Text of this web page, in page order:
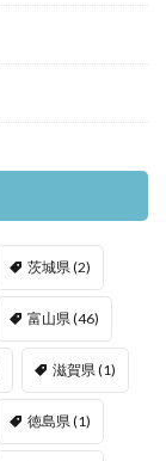
茨城県 (2)
富山県 (46)
滋賀県 (1)
徳島県 (1)